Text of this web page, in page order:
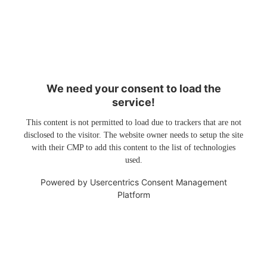
We need your consent to load the
service!
This content is not permitted to load due to trackers that are not
disclosed to the visitor. The website owner needs to setup the site
with their CMP to add this content to the list of technologies
used.
Powered by Usercentrics Consent Management
Platform